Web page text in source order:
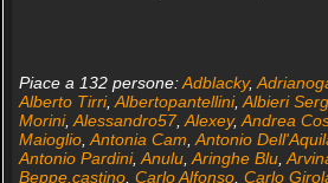
Piace a 132 persone:Adblacky,
Alberto Tirri, Albertopantellini, Albieri
Morini, Alessandro57, Alexey, Andrea
Maioglio, Antonia Cam Antonio
Antonio Pardini, Anulu, Aringhe Blu,
Beppe.castino, Carlo Alfonso, Carlo